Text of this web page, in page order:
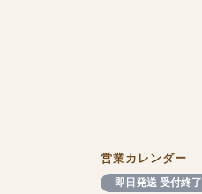
営業カレンダー
即日発送 受付終了